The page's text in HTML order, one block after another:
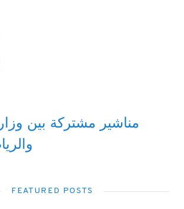
مناشير مشتركة بين
FEATURED POSTS